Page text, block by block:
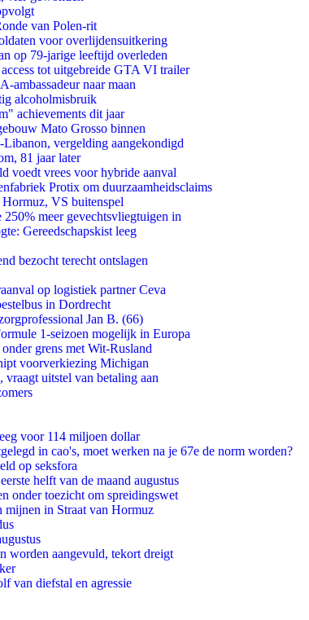
van Polen-rit
voor overlijdensuitkering
op 79-jarige leeftijd overleden
tot uitgebreide GTA VI trailer
ambassadeur naar maan
alcoholmisbruik
achievements dit jaar
Mato Grosso binnen
vergelding aangekondigd
81 jaar later
voedt vrees voor hybride aanval
Protix om duurzaamheidsclaims
Hormuz, VS buitenspel
meer gevechtsvliegtuigen in
Gereedschapskist leeg
bezocht terecht ontslagen
op logistiek partner Ceva
in Dordrecht
Jan B. (66)
1-seizoen mogelijk in Europa
grens met Wit-Rusland
voorverkiezing Michigan
uitstel van betaling aan
voor 114 miljoen dollar
in cao's, moet werken na je 67e de norm worden?
op seksfora
helft van de maand augustus
onder toezicht om spreidingswet
mijnen in Straat van Hormuz
worden aangevuld, tekort dreigt
van diefstal en agressie